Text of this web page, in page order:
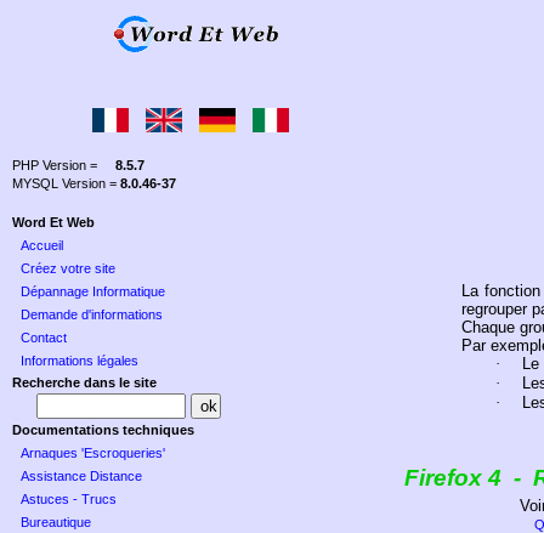
PHP Version = 8.5.7
MYSQL Version = 8.0.46-37
Word Et Web
Accueil
Créez votre site
Dépannage Informatique
Demande d'informations
Contact
Informations légales
Recherche dans le site
Documentations techniques
Arnaques 'Escroqueries'
Assistance Distance
Astuces - Trucs
Bureautique
La
regrouper
Chaque
Par
·
·
·
Firefox4 -